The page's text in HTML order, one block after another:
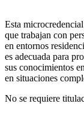
Esta
que trabajan con
en entornos
es adecuada para
sus conocimientos
en situaciones
No se requiere